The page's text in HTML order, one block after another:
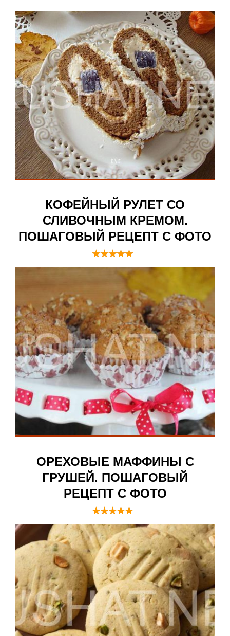
КОФЕЙНЫЙ РУЛЕТ СО
СЛИВОЧНЫМ КРЕМОМ.
ПОШАГОВЫЙ РЕЦЕПТ С ФОТО
ОРЕХОВЫЕ МАФФИНЫ С
ГРУШЕЙ. ПОШАГОВЫЙ
РЕЦЕПТ С ФОТО